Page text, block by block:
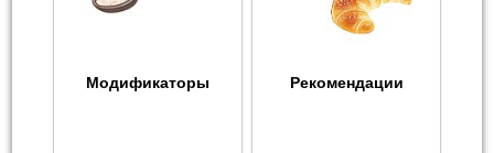
Модификаторы Рекомендации